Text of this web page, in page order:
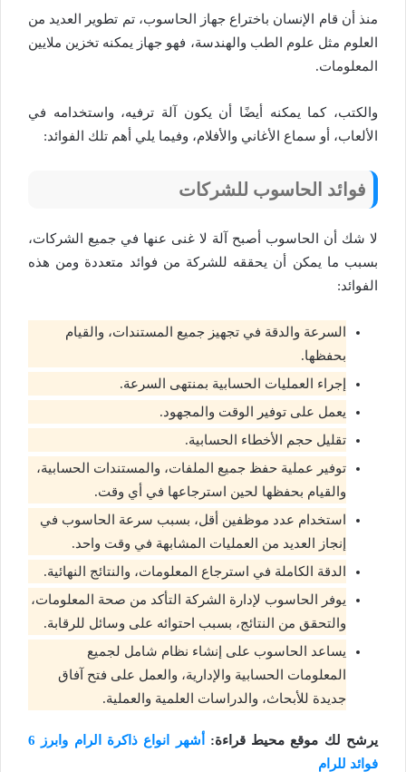
منذ أن قام الإنسان باختراع جهاز الحاسوب، تم تطوير العديد من
العلوم مثل علوم الطب والهندسة، فهو جهاز يمكنه تخزين ملايين
المعلومات.
والكتب، كما يمكنه أيضًا أن يكون آلة ترفيه، واستخدامه في
الألعاب، أو سماع الأغاني والأفلام، وفيما يلي أهم تلك الفوائد:
فوائد الحاسوب للشركات
لا شك أن الحاسوب أصبح آلة لا غنى عنها في جميع الشركات،
بسبب ما يمكن أن يحققه للشركة من فوائد متعددة ومن هذه
الفوائد:
السرعة والدقة في تجهيز جميع المستندات، والقيام
بحفظها.
إجراء العمليات الحسابية بمنتهى السرعة.
يعمل على توفير الوقت والمجهود.
تقليل حجم الأخطاء الحسابية.
توفير عملية حفظ جميع الملفات، والمستندات الحسابية،
والقيام بحفظها لحين استرجاعها في أي وقت.
استخدام عدد موظفين أقل، بسبب سرعة الحاسوب في
إنجاز العديد من العمليات المشابهة في وقت واحد.
الدقة الكاملة في استرجاع المعلومات، والنتائج النهائية.
يوفر الحاسوب لإدارة الشركة التأكد من صحة المعلومات،
والتحقق من النتائج، بسبب احتوائه على وسائل للرقابة.
يساعد الحاسوب على إنشاء نظام شامل لجميع
المعلومات الحسابية والإدارية، والعمل على فتح آفاق
جديدة للأبحاث، والدراسات العلمية والعملية.
يرشح لك موقع محيط قراءة:
أشهر انواع ذاكرة الرام وابرز 6
فوائد للرام